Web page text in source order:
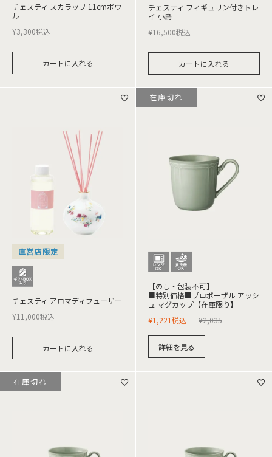
チェスティ スカラップ 11cmボウ
ル
¥3,300税込
カートに入れる
チェスティ フィギュリン付きトレ
イ 小鳥
¥16,500税込
カートに入れる
直営店限定
チェスティ アロマディフューザー
¥11,000税込
カートに入れる
【のし・包装不可】
■特別価格■プロポーザル アッシ
ュ マグカップ【在庫限り】
¥2,035
¥1,221税込
詳細を見る
在庫切れ
在庫切れ